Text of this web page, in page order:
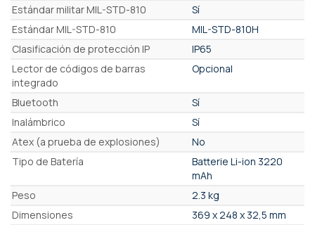
Estándar militar MIL-STD-810
Sí
Estándar MIL-STD-810
MIL-STD-810H
Clasificación de protección IP
IP65
Lector de códigos de barras
integrado
Opcional
Bluetooth
Sí
Inalámbrico
Sí
Atex (a prueba de explosiones)
No
Tipo de Batería
Batterie Li-ion 3220
mAh
Peso
2.3 kg
Dimensiones
369 x 248 x 32,5 mm